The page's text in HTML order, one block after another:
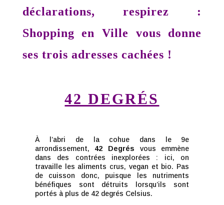
déclarations, respirez :
Shopping en Ville vous donne
ses trois adresses cachées !
42 DEGRÉS
À l’abri de la cohue dans le 9e
arrondissement, 42 Degrés vous emmène
dans des contrées inexplorées : ici, on
travaille les aliments crus, vegan et bio. Pas
de cuisson donc, puisque les nutriments
bénéfiques sont détruits lorsqu’ils sont
portés à plus de 42 degrés Celsius.